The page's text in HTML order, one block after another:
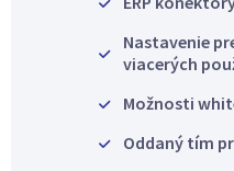
Nastavenie
viacerých
Možnosti
Oddaný tím